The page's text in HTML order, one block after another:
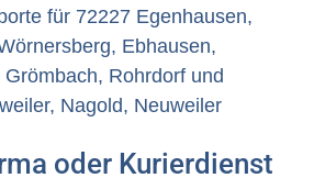
für 72227 Egenhausen,
Ebhausen,
Rohrdorf und
Nagold, Neuweiler
oder Kurierdienst